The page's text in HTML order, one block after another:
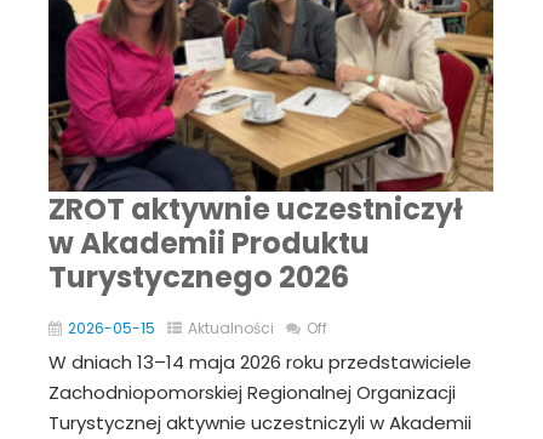
ZROT aktywnie uczestniczył
w Akademii Produktu
Turystycznego 2026
2026-05-15 Aktualności Off
W dniach 13–14 maja 2026 roku przedstawiciele
Zachodniopomorskiej Regionalnej Organizacji
Turystycznej aktywnie uczestniczyli w Akademii